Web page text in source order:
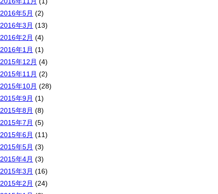
2016年5月 (2)
2016年3月 (13)
2016年2月 (4)
2016年1月 (1)
2015年12月 (4)
2015年11月 (2)
2015年10月 (28)
2015年9月 (1)
2015年8月 (8)
2015年7月 (5)
2015年6月 (11)
2015年5月 (3)
2015年4月 (3)
2015年3月 (16)
2015年2月 (24)